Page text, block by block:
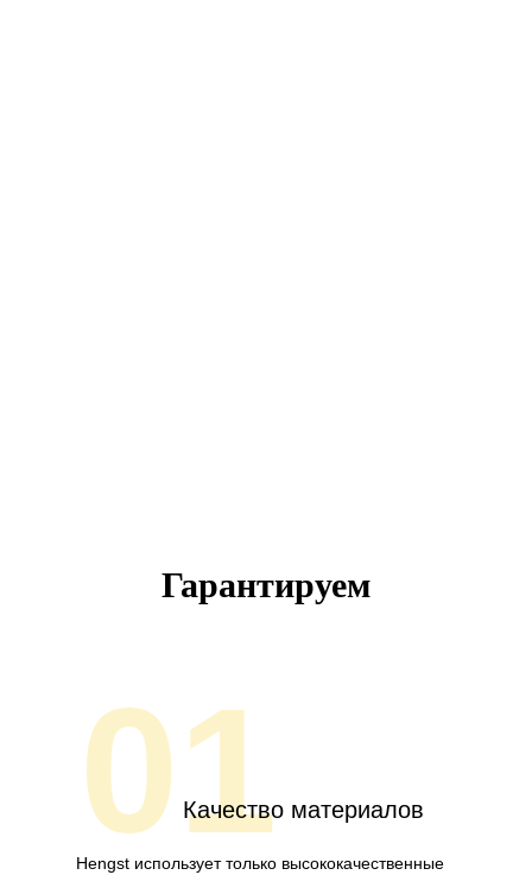
Гарантируем
01Качество материалов
Hengst использует только высококачественные